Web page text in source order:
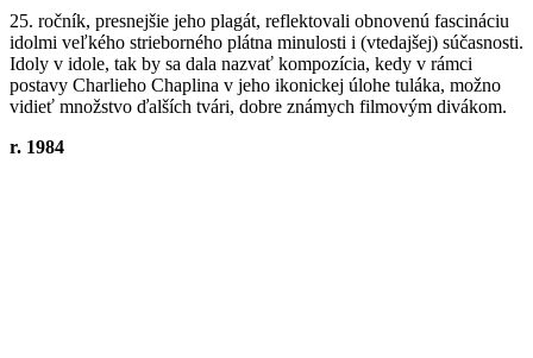
25. ročník, presnejšie jeho plagát, reflektovali obnovenú fascináciu
idolmi veľkého strieborného plátna minulosti i (vtedajšej) súčasnosti.
Idoly v idole, tak by sa dala nazvať kompozícia, kedy v rámci
postavy Charlieho Chaplina v jeho ikonickej úlohe tuláka, možno
vidieť množstvo ďalších tvári, dobre známych filmovým divákom.
r. 1984